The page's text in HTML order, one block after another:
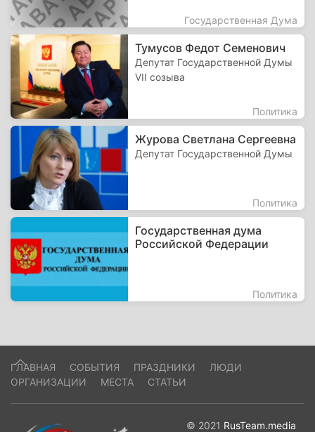
Государственная Дума
Тумусов Федот Семенович
Депутат Государственной Думы
VII созыва
Политика
Журова Светлана Сергеевна
Депутат Государственной Думы
Политика
Государственная дума
Российской Федерации
Политика
ГЛАВНАЯ СОБЫТИЯ ПРАЗДНИКИ
ЛЮДИ
ОРГАНИЗАЦИИ
МЕСТА СТАТЬИ
© 2021 RusTeam.media